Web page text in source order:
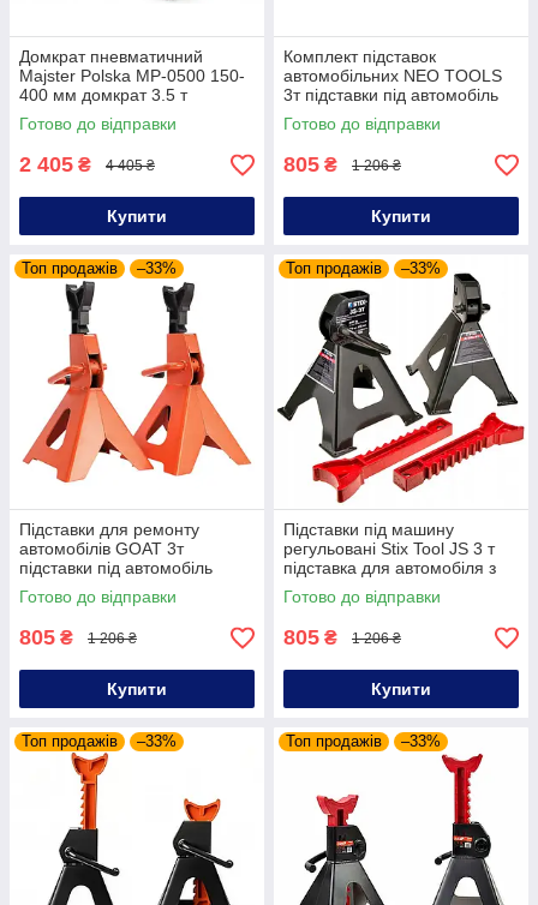
Домкрат пневматичний
Majster Polska MP-0500 150-
400 мм домкрат 3.5 т
Готово до відправки
2 405 ₴ 4 405 ₴
Купити
Комплект підставок
автомобільних NEO TOOLS
3т підставки під автомобіль
страхувальні стійки під
автомобіль
Готово до відправки
805 ₴ 1 206 ₴
Купити
Топ продажів –33%
Підставки для ремонту
автомобілів GOAT 3т
підставки під автомобіль
посилені комплект
домкратних підставок під
Готово до відправки
805 ₴ 1 206 ₴
Купити
Топ продажів –33%
Підставки під машину
регульовані Stix Tool JS 3 т
підставка для автомобіля з
опорами комплект
домкратних підставок під
Готово до відправки
805 ₴ 1 206 ₴
Купити
Топ продажів –33% Топ продажів –33%